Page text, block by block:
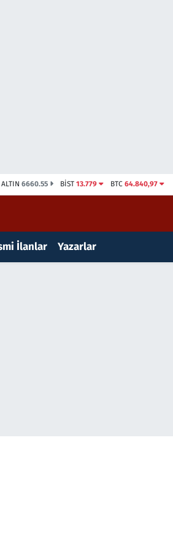
ALTIN 6660.55 BİST13.779 BTC 64.840,97
İlanlar Yazarlar